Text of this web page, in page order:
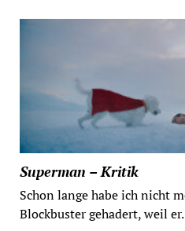
Superman – Kritik
Schon lange habe ich nicht
Blockbuster gehadert, weil